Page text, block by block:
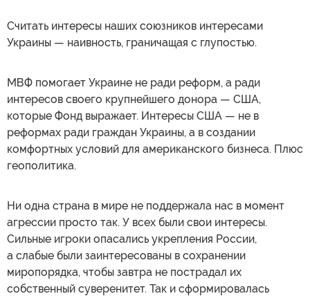
Считать интересы наших союзников интересами
Украины — наивность, граничащая с глупостью.
МВФ помогает Украине не ради реформ, а ради
интересов своего крупнейшего донора — США,
которые Фонд выражает. Интересы США — не в
реформах ради граждан Украины, а в создании
комфортных условий для американского бизнеса. Плюс
геополитика.
Ни одна страна в мире не поддержала нас в момент
агрессии просто так. У всех были свои интересы.
Сильные игроки опасались укрепления России,
а слабые были заинтересованы в сохранении
миропорядка, чтобы завтра не пострадал их
собственный суверенитет. Так и сформировалась